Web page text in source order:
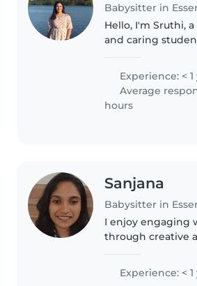
Babysitter in
Hello, I'm Sruthi,
and caring
structured
children feel
secure...
Experience: < 1
Average
hours
Sanjana
Babysitter in
I enjoy engaging
through creative
approach, I can
preschoolers,
Experience: < 1